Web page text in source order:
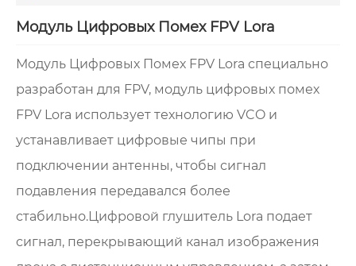
Модуль Цифровых Помех FPV Lora
Модуль Цифровых Помех FPV Lora специально
разработан для FPV, модуль цифровых помех
FPV Lora использует технологию VCO и
устанавливает цифровые чипы при
подключении антенны, чтобы сигнал
подавления передавался более
стабильно.Цифровой глушитель Lora подает
сигнал, перекрывающий канал изображения